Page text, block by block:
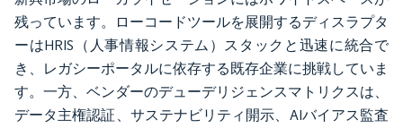
残っています。ローコードツールを展開するディスラプタ
ーはHRIS（人事情報システム）スタックと迅速に統合で
き、レガシーポータルに依存する既存企業に挑戦していま
す。一方、ベンダーのデューデリジェンスマトリクスは、
データ主権認証、サステナビリティ開示、AIバイアス監査